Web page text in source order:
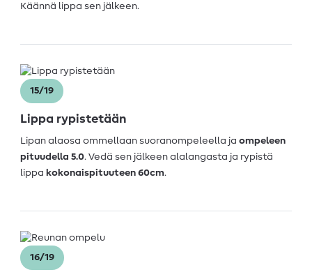
Käännä lippa sen jälkeen.
15/19
Lippa rypistetään
Lipan alaosa ommellaan suoranompeleella ja ompeleen
pituudella 5.0. Vedä sen jälkeen alalangasta ja rypistä
lippa kokonaispituuteen 60cm.
16/19